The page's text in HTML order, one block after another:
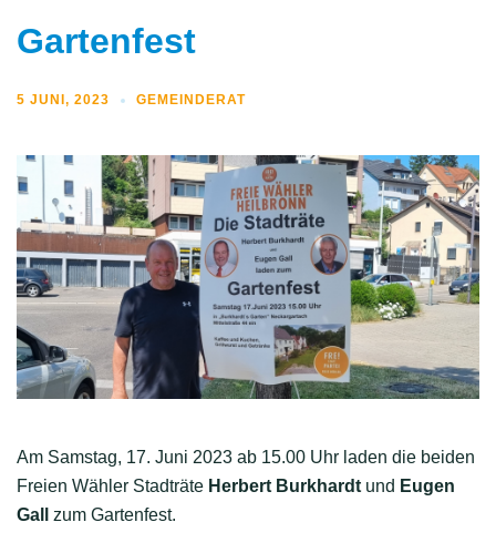
Gartenfest
5 JUNI, 2023 GEMEINDERAT
Am Samstag, 17. Juni 2023 ab 15.00 Uhr laden die beiden
Freien Wähler Stadträte Herbert Burkhardt und Eugen
Gall zum Gartenfest.